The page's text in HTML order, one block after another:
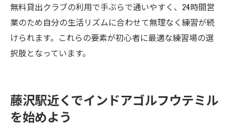
無料貸出クラブの利用で手ぶらで通いやすく、24時間営
業のため自分の生活リズムに合わせて無理なく練習が続
けられます。これらの要素が初心者に最適な練習場の選
択肢となっています。
藤沢駅近くでインドアゴルフウテミル
を始めよう